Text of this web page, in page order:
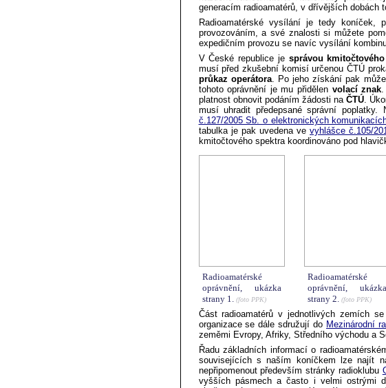
generacím radioamatérů, v dřívějších dobách
Radioamatérské vysílání je tedy koníček,
provozováním, a své znalosti si můžete
expedičním provozu se navíc vysílání
V České republice je správou
musí před zkušební komisí určenou ČTÚ
průkaz operátora. Po jeho získání pak
tohoto oprávnění je mu přidělen volací znak.
platnost obnovit podáním žádosti na ČTÚ.
musí uhradit předepsané správní poplatky.
č.127/2005 Sb. o elektronických
tabulka je pak uvedena vevyhlášce č.105/
kmitočtového spektra koordinováno pod
Radioamatérské
oprávnění, ukázka
strany 1.
(foto PPK)
Radioamatérské
oprávnění, ukázka
strany 2.(foto PPK)
Část radioamatérů v jednotlivých zemích
organizace se dále sdružují do Mezinárodní
zeměmi Evropy, Afriky, Středního východu a
Řadu základních informací o
souvisejících s naším koníčkem lze najít
nepřipomenout především stránky radioklubu
vyšších pásmech a často i velmi ostrými